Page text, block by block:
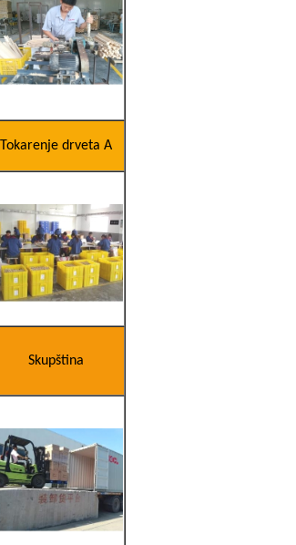
Tokarenje drveta A
Skupština